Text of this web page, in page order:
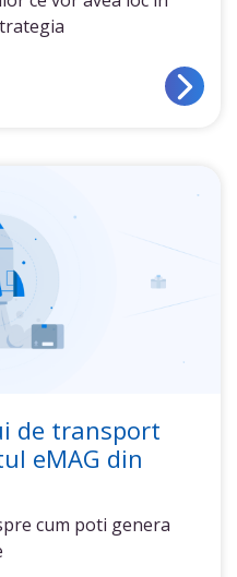
de transport
eMAG din
cum poti genera